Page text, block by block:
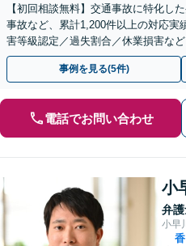
【初回相談無料】交通事故に特化し
事故など、累計1,200件以上の対応実
害等級認定／過失割合／休業損害な
い【夜間・休日面談可】【完全個室
事例を見る(5件)
電話でお問い合わせ
小
弁
小早
香